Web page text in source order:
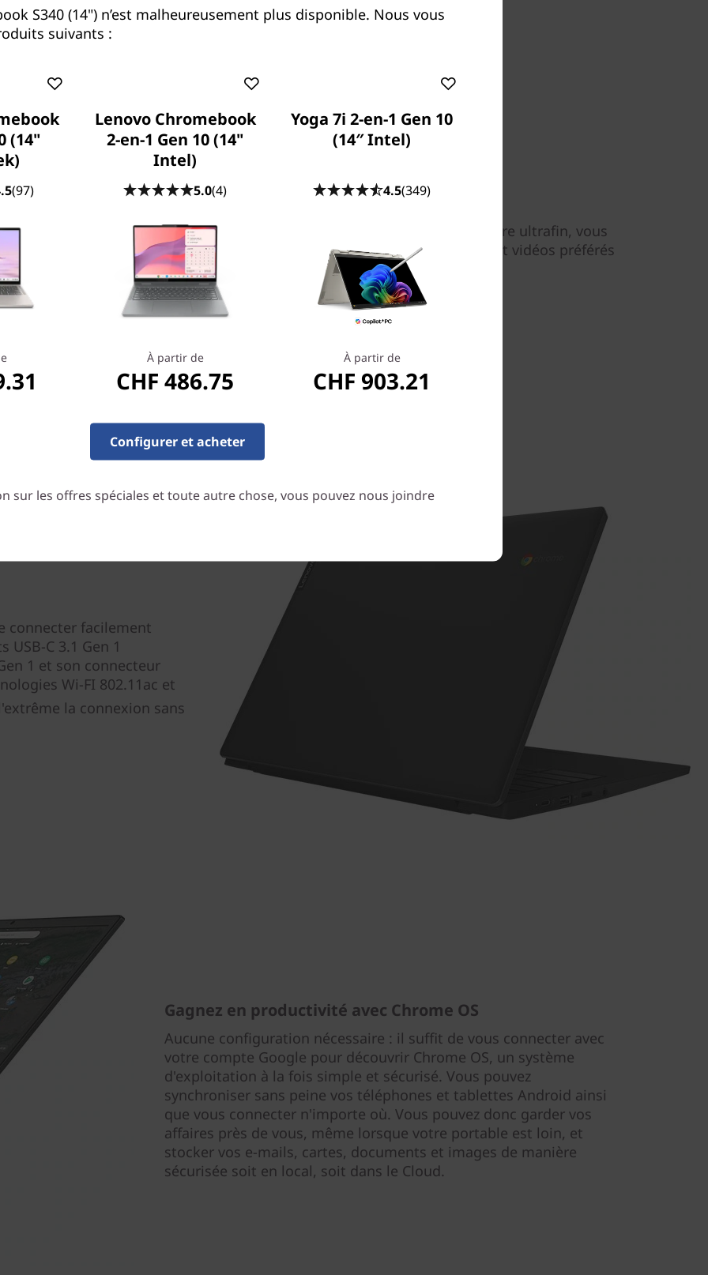
Voir les choses en grand
Avec son écran FHD IPS grand angle doté d'un cadre ultrafin, vous
pouvez regarder, ou bien partager, tous vos films et vidéos préférés
avec une qualité d'image d'une limpidité parfaite.
connecter facilement
C 3.1 Gen 1
1 et son connecteur
Wi-FI 802.11ac et
la connexion sans
Gagnez en productivité avec Chrome OS
Aucune configuration nécessaire : il suffit de vous connecter avec
votre compte Google pour découvrir Chrome OS, un système
d'exploitation à la fois simple et sécurisé. Vous pouvez
synchroniser sans peine vos téléphones et tablettes Android ainsi
que vous connecter n'importe où. Vous pouvez donc garder vos
affaires près de vous, même lorsque votre portable est loin, et
stocker vos e-mails, cartes, documents et images de manière
sécurisée soit en local, soit dans le Cloud.
S340 (14") n’est malheureusement plus disponible. Nous vous
suivants :
(14"
(97)
Lenovo Chromebook
2-en-1 Gen 10 (14"
Intel)
5.0(4)
À partir de
CHF 486.75
Yoga 7i 2-en-1 Gen 10
(14″ Intel)
4.5(349)
À partir de
CHF 903.21
Configurer et acheter
sur les offres spéciales et toute autre chose, vous pouvez nous joindre